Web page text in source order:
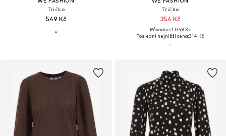
Tričko
549 Kč
Tričko
354 Kč
Původně: 1 049 Kč
Poslední nejnižší cena:314 Kč